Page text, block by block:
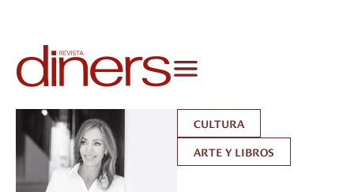
CULTURA
ARTE Y LIBROS